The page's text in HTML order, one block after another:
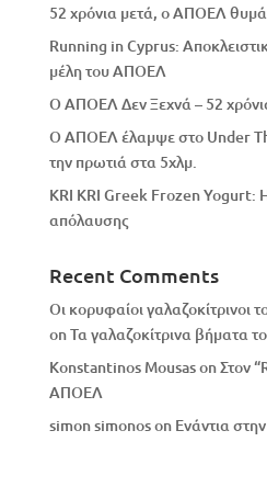
52 χρόνια μετά, ο ΑΠΟΕΛ
Running in Cyprus:
μέλη του ΑΠΟΕΛ
Ο ΑΠΟΕΛ Δεν Ξεχνά – 52
Ο ΑΠΟΕΛ έλαμψε στο Under
την πρωτιά στα 5χλμ.
KRI KRI Greek Frozen Yogurt:
απόλαυσης
Recent Comments
Οι κορυφαίοι γαλαζοκίτρινοι
onΤα γαλαζοκίτρινα βήματα
Konstantinos MousasonΣτον
ΑΠΟΕΛ
simon simonoson Eνάντια